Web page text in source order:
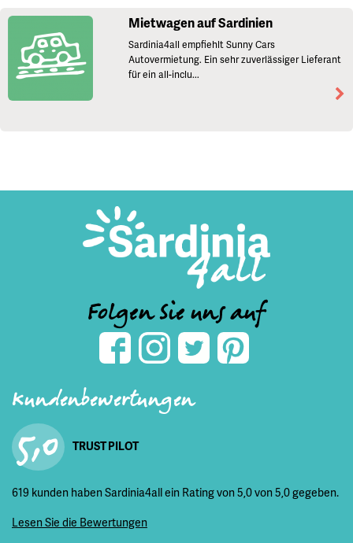
Mietwagen auf Sardinien
Sardinia4all empfiehlt Sunny Cars
Autovermietung. Ein sehr zuverlässiger Lieferant
für ein all-inclu...
Folgen Sie uns auf
Kundenbewertungen
5,0 TRUST PILOT
619 kunden haben Sardinia4all ein Rating von 5,0 von 5,0 gegeben.
Lesen Sie die Bewertungen